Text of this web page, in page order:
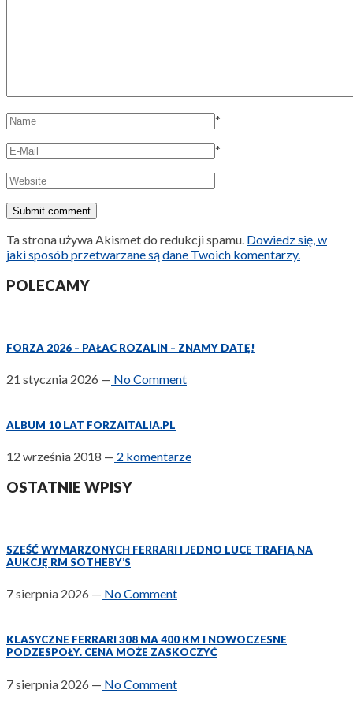
*
*
Ta strona używa Akismet do redukcji spamu. Dowiedz się, w
jaki sposób przetwarzane są dane Twoich komentarzy.
POLECAMY
FORZA 2026 – PAŁAC ROZALIN – ZNAMY DATĘ!
21 stycznia 2026 — No Comment
ALBUM 10 LAT FORZAITALIA.PL
12 września 2018 — 2 komentarze
OSTATNIE WPISY
SZEŚĆ WYMARZONYCH FERRARI I JEDNO LUCE TRAFIĄ NA
AUKCJĘ RM SOTHEBY’S
7 sierpnia 2026 — No Comment
KLASYCZNE FERRARI 308 MA 400 KM I NOWOCZESNE
PODZESPOŁY. CENA MOŻE ZASKOCZYĆ
7 sierpnia 2026 — No Comment